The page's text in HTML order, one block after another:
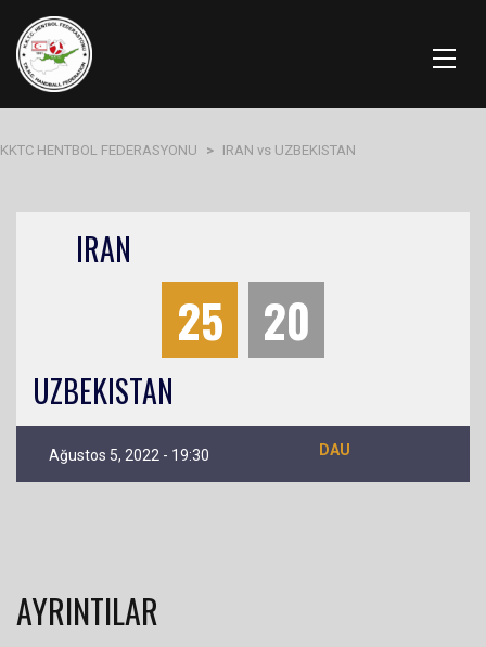
KKTC HENTBOL FEDERASYONU > IRAN vs UZBEKISTAN
IRAN
25 20
UZBEKISTAN
Ağustos 5, 2022 - 19:30 DAU
AYRINTILAR